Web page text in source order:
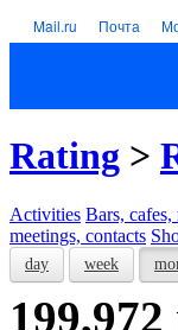
Mail.ru Почта
Rating >
Activities Bars, cafes,
meetings, contacts
day week
199,972